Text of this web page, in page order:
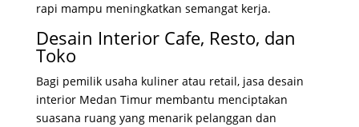
rapi mampu meningkatkan semangat kerja.
Desain Interior Cafe, Resto, dan
Toko
Bagi pemilik usaha kuliner atau retail, jasa desain
interior Medan Timur membantu menciptakan
suasana ruang yang menarik pelanggan dan